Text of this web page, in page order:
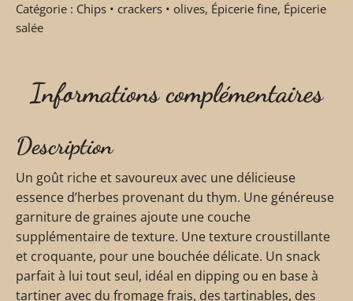
Catégorie : Chips • crackers • olives, Épicerie fine, Épicerie
salée
Informations complémentaires
Description
Un goût riche et savoureux avec une délicieuse
essence d’herbes provenant du thym. Une généreuse
garniture de graines ajoute une couche
supplémentaire de texture. Une texture croustillante
et croquante, pour une bouchée délicate. Un snack
parfait à lui tout seul, idéal en dipping ou en base à
tartiner avec du fromage frais, des tartinables, des